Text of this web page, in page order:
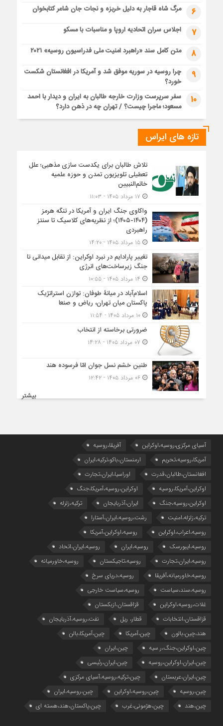
6 مرگ شاه قاجار به دلیل خربزه و نجات جان شاعر کتابخوان
7 اجلاس سران اتحادیه اروپا و مناسبات با مسکو
8 متن کامل سند «راهبرد امنیت ملی فدراسیون روسیه» ۲۰۲۱
9
چرا روسیه در سوریه موفق شد و آمریکا در افغانستان شکست
خورد؟
10
سفر سرپرست وزارت خارجه طالبان به ایران و دیدار با احمد
مسعود؛ ماجرا چیست؟ / تهران چه در ذهن دارد؟
تازه های ایراس
تلاش طالبان برای یکدست سازی مذهبی؛ علل
تعطیلی تلویزیون تمدن و حوزه علمیه
خاتم‌النبیین
واکاوی جنگ ایران و آمریکا در تنگه هرمز
(۱۴۰۴-۱۴۰۵)؛ از نظریه‌های کلاسیک تا سنتز
راهبردی
۱۵ مرداد ۱۴۰۵ - ۱۴:۲۰
تغییر پارادایم در نبرد اوکراین: از تقابل میدانی تا
جنگ زیرساخت‌های انرژی
اسلام‌آباد در میانۀ طوفان: توازن استراتژیک
پاکستان میان تهران، ریاض و صنعا
۱۰ مرداد ۱۴۰۵ - ۱۱:۵۴
ضرورتی برخاسته از انتخاب
طنین خشم نسل جوان امّا فرسوده هند
۰۶ مرداد ۱۴۰۵ - ۱۲:۴۲
بیشتر
آسیای مرکزی،روسیه،اوکراین
آفریقا،روسیه
آمریکا،روسیه،تحریم
ارمنستان،باکو،ترکیه،ایران
افغانستان،طالبان،قدرت
اوراسیا،ایران،تجارت
اوکراین،آمریکا،روسیه
اوکراین،روسیه،آمریکا،جنگ
اوکراین،روسیه،جنگ
ایران،آذربایجان
ترکیه،زلزله
ترکیه،زلزله،امنیت
رشت،روسیه،ایران،آستارا
روسیه،اعراب،اوکراین
روسیه،اوکراین،آمریکا
روسیه،ایبورسک
روسیه،ایران
روسیه،ایران،اتحاد
روسیه،ایران،تجارت
روسیه،تاجیکستان
روسیه،خاورمیانه
روسیه،خاورمیانه،آفریقا
روسیه،دریای سرخ
روسیه،سند،سیاست
روسیه،سیاست خارجی
غلات،روسیه،اوکراین
قزاقستان،ازبکستان
قزاقستان،انتخابات
قطار، ریل
نفت،روسیه،آذربایجان
هند،چین،بالون
چین،آمریکا
چین،آمریکا،بالن
چین،اوکراین،جنگ،ر.سیه
چین،ایران
چین،ایران،اوکراین،روسیه
چین،ایران،رئیسی
چین،ایران،عربستان
چین،ترکیه،روسیه،آسیای مرکزی
چین،روسیه
چین،روسیه،اوکراین
چین،روسیه،ایران
چین،هند
چین،هژمونی،غرب چین،پاکستان،هند،هسته ای